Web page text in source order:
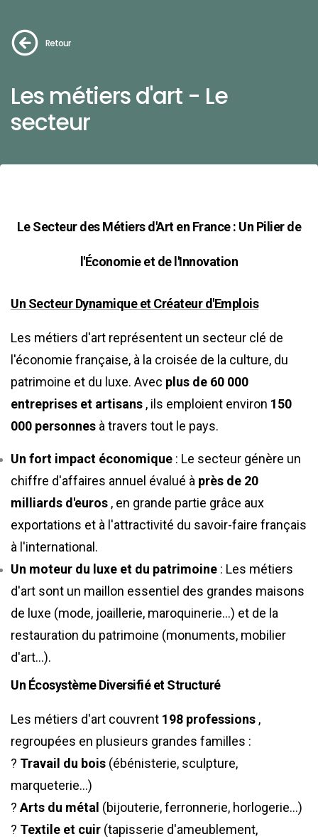
Retour
Les métiers d'art - Le
secteur
Le Secteur des Métiers d'Art en France : Un Pilier de
l'Économie et de l'Innovation
Un Secteur Dynamique et Créateur d'Emplois
Les métiers d'art représentent un secteur clé de
l'économie française, à la croisée de la culture, du
patrimoine et du luxe. Avec plus de 60 000
entreprises et artisans , ils emploient environ 150
000 personnes à travers tout le pays.
Un fort impact économique : Le secteur génère un
chiffre d'affaires annuel évalué à près de 20
milliards d'euros , en grande partie grâce aux
exportations et à l'attractivité du savoir-faire français
à l'international.
Un moteur du luxe et du patrimoine : Les métiers
d'art sont un maillon essentiel des grandes maisons
de luxe (mode, joaillerie, maroquinerie…) et de la
restauration du patrimoine (monuments, mobilier
d'art…).
Un Écosystème Diversifié et Structuré
Les métiers d'art couvrent 198 professions ,
regroupées en plusieurs grandes familles :
? Travail du bois (ébénisterie, sculpture,
marqueterie…)
?Arts du métal (bijouterie, ferronnerie, horlogerie…)
? Textile et cuir (tapisserie d'ameublement,